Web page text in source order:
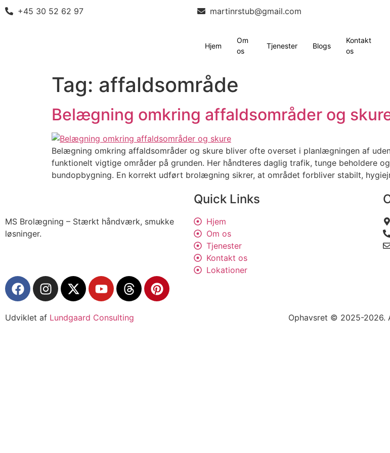
+45 30 52 62 97 martinrstub@gmail.com
Hjem
Om
os
Tjenester Blogs
Kontakt
os
Tag: affaldsområde
Belægning omkring affaldsområder og
Belægning omkring affaldsområder og skure bliver ofte overset i planlægningen af
funktionelt vigtige områder på grunden. Her håndteres daglig trafik, tunge beholdere
bundopbygning. En korrekt udført brolægning sikrer, at området forbliver stabilt,
MS Brolægning – Stærkt håndværk, smukke
løsninger.
Quick Links
Hjem
Om os
Tjenester
Kontakt os
Lokationer
Udviklet af Lundgaard Consulting Ophavsret © 2025-2026.